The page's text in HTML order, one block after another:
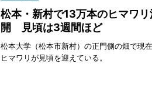
松本・新村で13万本のヒマワリ
開 見頃は3週間ほど
松本大学（松本市新村）の正門側の畑で現在
ヒマワリが見頃を迎えている。